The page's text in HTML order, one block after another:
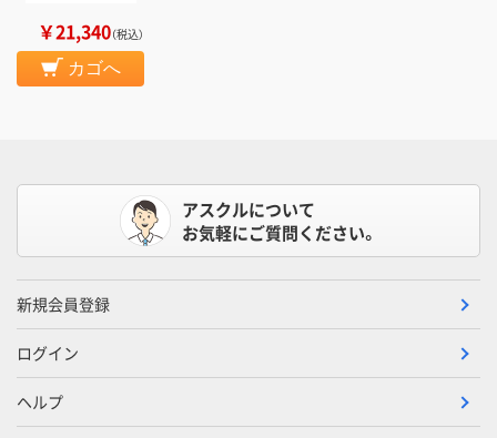
￥21,340（税込）
カゴへ
アスクルについて
お気軽にご質問ください。
新規会員登録
ログイン
ヘルプ